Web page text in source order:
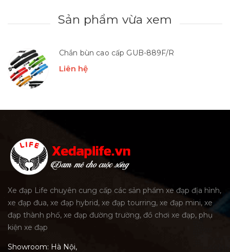
Sản phẩm vừa xem
Chắn bùn cao cấp GUB-889F/R
Liên hệ
Xe đạp Life chuyên cung cấp các sản phẩm xe đạp địa hình,
xe đạp đua, xe đạp hybrid, xe đạp tourring, xe đạp mini, xe
đạp thành phố, xe đạp đường trường, đồ chơi xe đạp, phụ
kiện xe đạp
Showroom: Hà Nội,